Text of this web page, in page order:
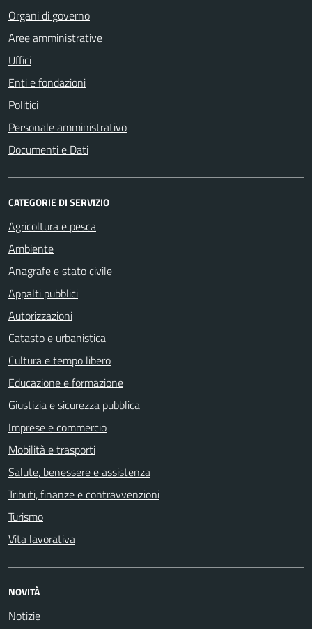
Organi di governo
Aree amministrative
Uffici
Enti e fondazioni
Politici
Personale amministrativo
Documenti e Dati
CATEGORIE DI SERVIZIO
Agricoltura e pesca
Ambiente
Anagrafe e stato civile
Appalti pubblici
Autorizzazioni
Catasto e urbanistica
Cultura e tempo libero
Educazione e formazione
Giustizia e sicurezza pubblica
Imprese e commercio
Mobilità e trasporti
Salute, benessere e assistenza
Tributi, finanze e contravvenzioni
Turismo
Vita lavorativa
NOVITÀ
Notizie